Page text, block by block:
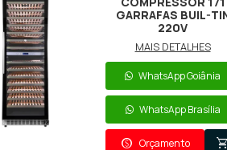
ADEGA CRISSAIR
BUILTIN DUO 122
(ADG122D) PRETA